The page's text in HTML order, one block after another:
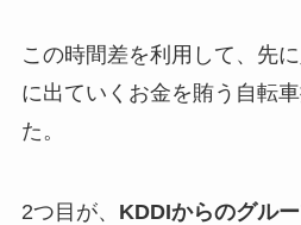
この時間差を利用して、先
に出ていくお金を賄う自転
た。
2つ目が、 KDDIからのグル